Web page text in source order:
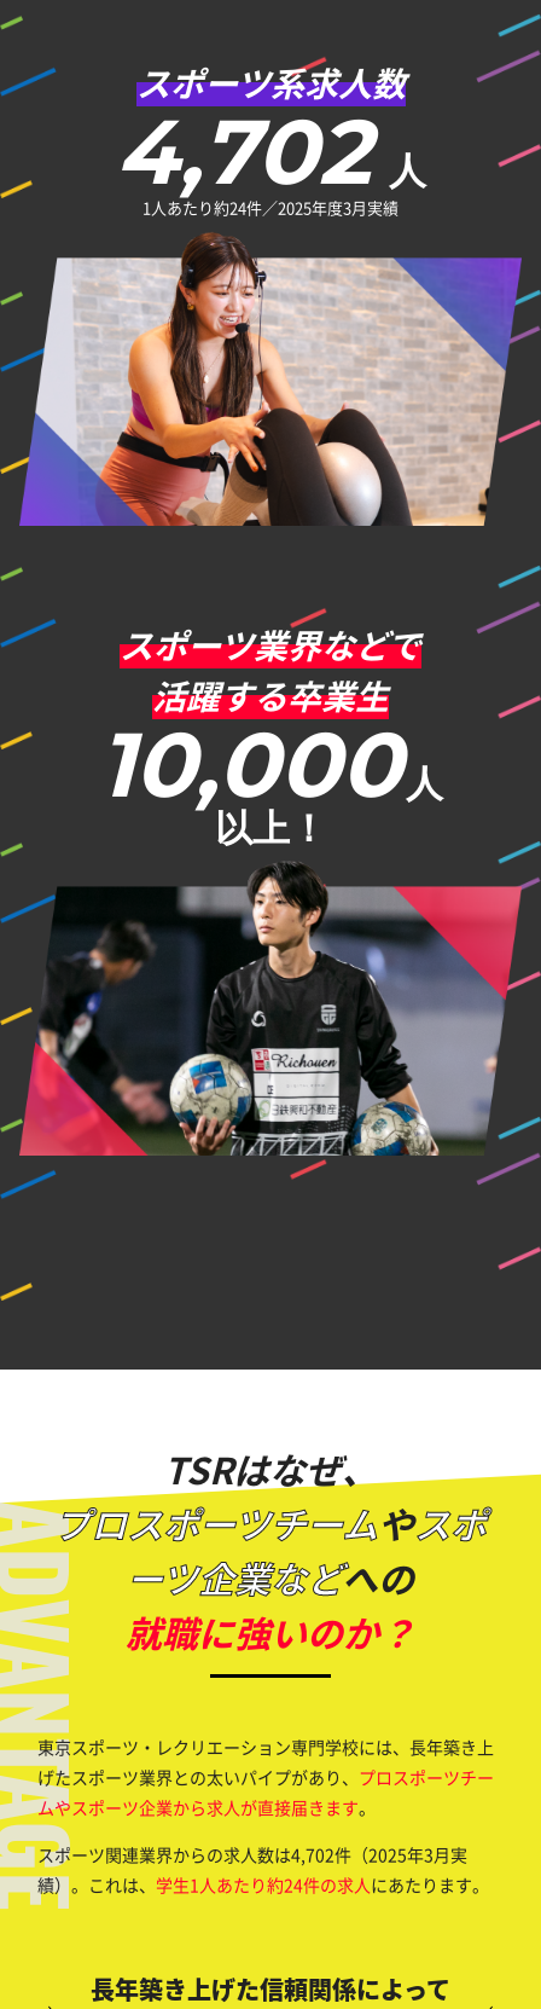
スポーツ系求人数
4,702 人
1人あたり約24件／2025年度3月実績
スポーツ業界などで
活躍する卒業生
10,000人
以上！
TSRはなぜ、
プロスポーツチームやスポ
ーツ企業などへの
就職に強いのか？
東京スポーツ・レクリエーション専門学校には、長年築き上
げたスポーツ業界との太いパイプがあり、 プロスポーツチー
ムやスポーツ企業から求人が直接届きます。
スポーツ関連業界からの求人数は4,702件（2025年3月実
績）。これは、 学生1人あたり約24件の求人 にあたります。
長年築き上げた信頼関係によって